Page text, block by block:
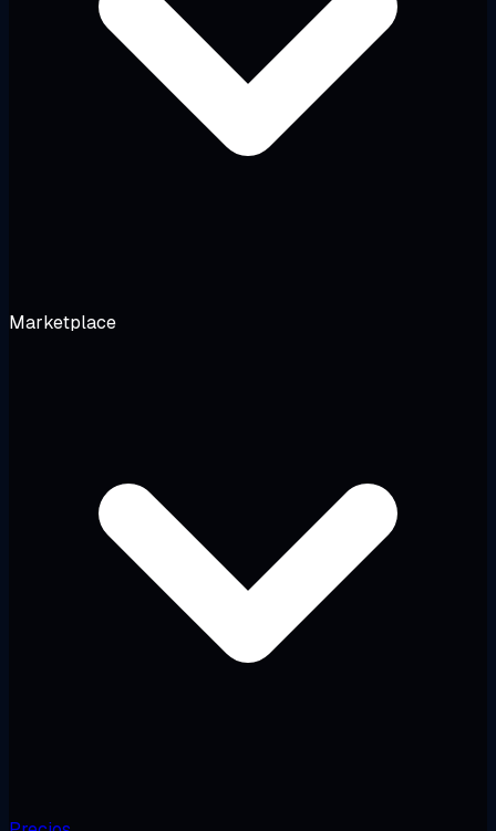
Marketplace